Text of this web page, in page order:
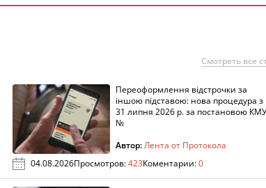
Смотреть все
Переоформлення відстрочки за
іншою підставою: нова процедура з
31 липня 2026 р. за постановою КМУ
№
Автор:Лента от Протокола
04.08.2026Просмотров:423Коментарии:0